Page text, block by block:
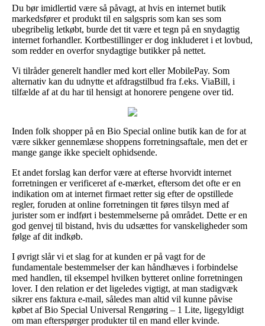
Du bør imidlertid være så påvagt, at hvis en internet butik
markedsfører et produkt til en salgspris som kan ses som
ubegribelig letkøbt, burde det tit være et tegn på en snydagtig
internet forhandler. Kortbestillinger er dog inkluderet i et lovbud,
som redder en overfor snydagtige butikker på nettet.
Vi tilråder generelt handler med kort eller MobilePay. Som
alternativ kan du udnytte et afdragstilbud fra f.eks. ViaBill, i
tilfælde af at du har til hensigt at honorere pengene over tid.
Inden folk shopper på en Bio Special online butik kan de for at
være sikker gennemlæse shoppens forretningsaftale, men det er
mange gange ikke specielt ophidsende.
Et andet forslag kan derfor være at efterse hvorvidt internet
forretningen er verificeret af e-mærket, eftersom det ofte er en
indikation om at internet firmaet retter sig efter de opstillede
regler, foruden at online forretningen tit føres tilsyn med af
jurister som er indført i bestemmelserne på området. Dette er en
god genvej til bistand, hvis du udsættes for vanskeligheder som
følge af dit indkøb.
I øvrigt slår vi et slag for at kunden er på vagt for de
fundamentale bestemmelser der kan håndhæves i forbindelse
med handlen, til eksempel hvilken bytteret online forretningen
lover. I den relation er det ligeledes vigtigt, at man stadigvæk
sikrer ens faktura e-mail, således man altid vil kunne påvise
købet af Bio Special Universal Rengøring – 1 Lite, ligegyldigt
om man efterspørger produkter til en mand eller kvinde.